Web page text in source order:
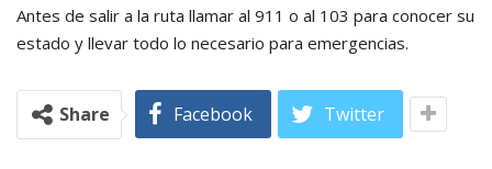
Antes de salir a la ruta llamar al 911 o al 103 para conocer su
estado y llevar todo lo necesario para emergencias.
Share Facebook Twitter